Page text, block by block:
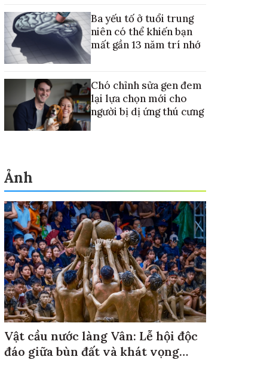
Ba yếu tố ở tuổi trung
niên có thể khiến bạn
mất gần 13 năm trí nhớ
Chó chỉnh sửa gen đem
lại lựa chọn mới cho
người bị dị ứng thú cưng
Ảnh
Vật cầu nước làng Vân: Lễ hội độc
đáo giữa bùn đất và khát vọng